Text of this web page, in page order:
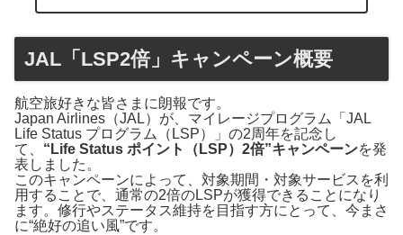
JAL「LSP2倍」キャンペーン概要
航空旅好きな皆さまに朗報です。
Japan Airlines（JAL）が、マイレージプログラム「JAL
Life Status プログラム（LSP）」の2周年を記念し
て、 “Life Status ポイント（LSP）2倍”キャンペーンを発
表しました。
このキャンペーンによって、対象期間・対象サービスを利
用することで、通常の2倍のLSPが獲得できることになり
ます。修行やステータス維持を目指す方にとって、今まさ
に“絶好の追い風”です。